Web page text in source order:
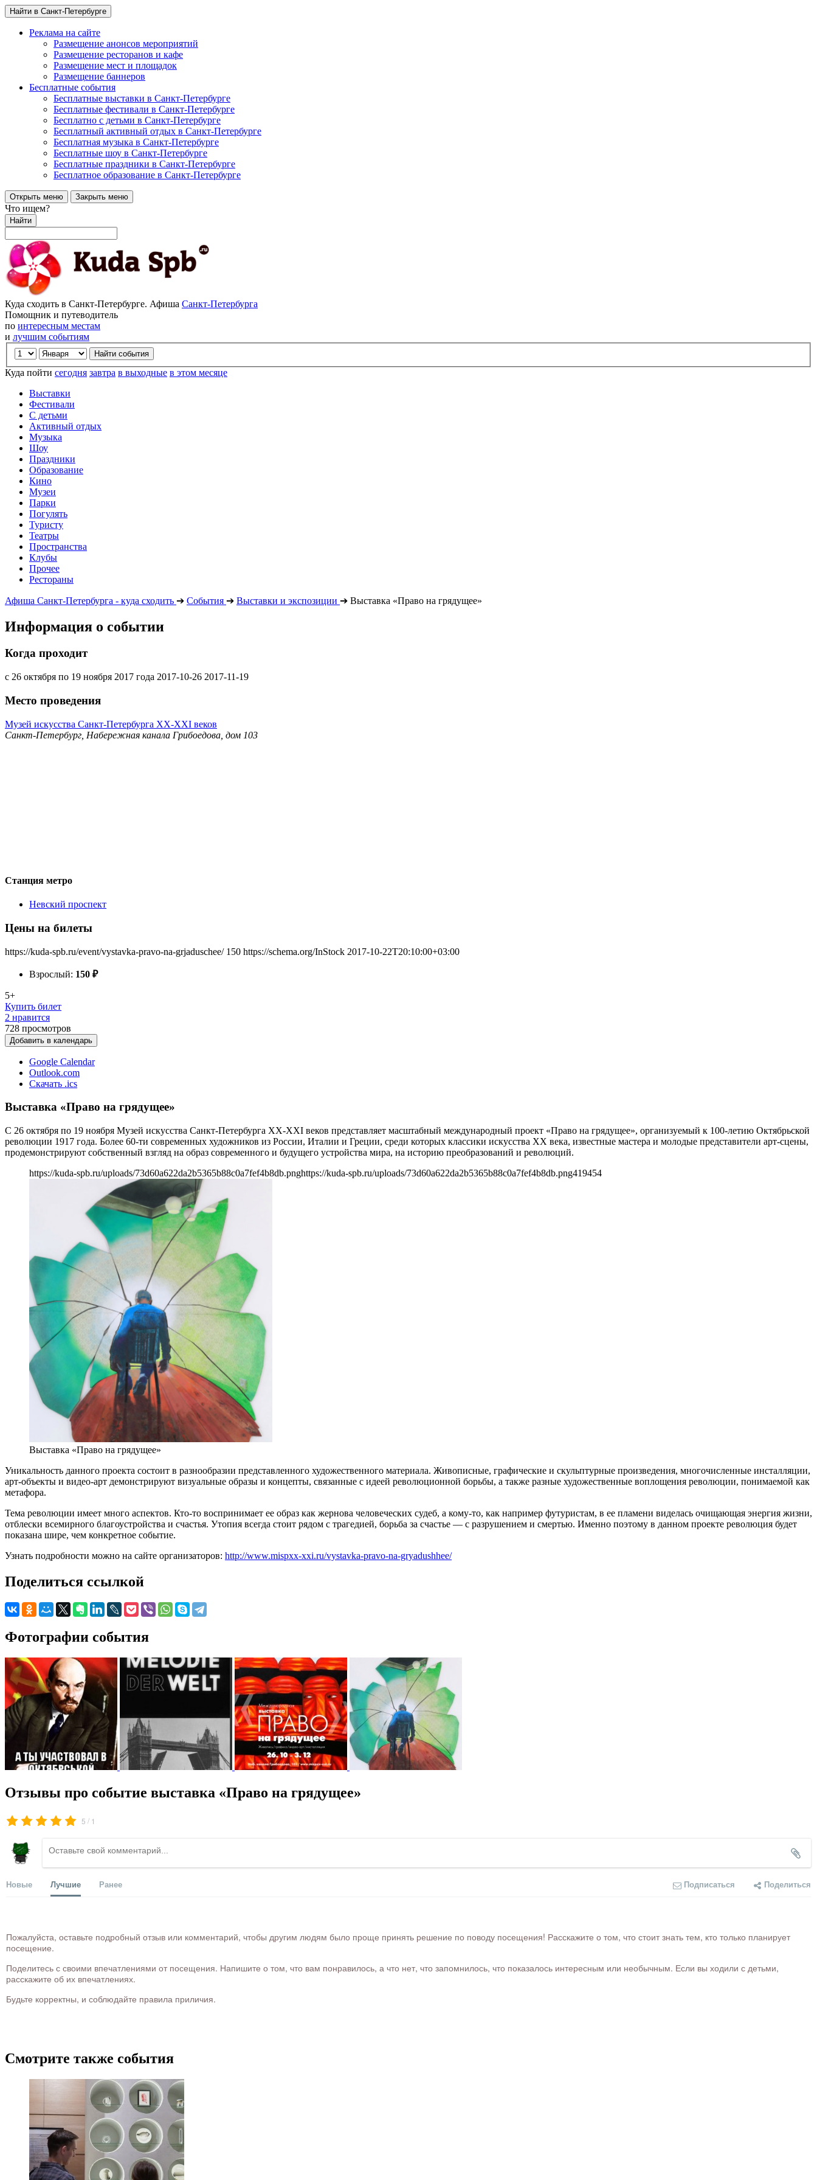
Найти в Санкт-Петербурге
Реклама на сайте
Размещение анонсов мероприятий
Размещение ресторанов и кафе
Размещение мест и площадок
Размещение баннеров
Бесплатные события
Бесплатные выставки в Санкт-Петербурге
Бесплатные фестивали в Санкт-Петербурге
Бесплатно с детьми в Санкт-Петербурге
Бесплатный активный отдых в Санкт-Петербурге
Бесплатная музыка в Санкт-Петербурге
Бесплатные шоу в Санкт-Петербурге
Бесплатные праздники в Санкт-Петербурге
Бесплатное образование в Санкт-Петербурге
Открыть меню Закрыть меню
Что ищем?
Найти
Куда сходить в Санкт-Петербурге. Афиша Санкт-Петербурга
Помощник и путеводитель
по интересным местам
и лучшим событиям
Куда пойти сегодня завтра в выходные в этом месяце
Выставки
Фестивали
С детьми
Активный отдых
Музыка
Шоу
Праздники
Образование
Кино
Музеи
Парки
Погулять
Туристу
Театры
Пространства
Клубы
Прочее
Рестораны
Афиша Санкт-Петербурга - куда сходить ➔ События ➔ Выставки и экспозиции ➔ Выставка «Право на грядущее»
Информация о событии
Когда проходит
с 26 октября по 19 ноября 2017 года 2017-10-26 2017-11-19
Место проведения
Музей искусства Санкт-Петербурга ХХ-ХХI веков
Санкт-Петербург, Набережная канала Грибоедова, дом 103
Станция метро
Невский проспект
Цены на билеты
https://kuda-spb.ru/event/vystavka-pravo-na-grjaduschee/ 150 https://schema.org/InStock 2017-10-22T20:10:00+03:00
Взрослый: 150 ₽
5+
Купить билет
2 нравится
728 просмотров
Добавить в календарь
Google Calendar
Outlook.com
Скачать .ics
Выставка «Право на грядущее»
С 26 октября по 19 ноября Музей искусства Санкт-Петербурга ХХ-ХХI веков представляет масштабный международный проект «Право на грядущее», организуемый к 100-летию Октябрьской
революции 1917 года. Более 60-ти современных художников из России, Италии и Греции, среди которых классики искусства ХХ века, известные мастера и молодые представители арт-сцены,
продемонстрируют собственный взгляд на образ современного и будущего устройства мира, на историю преобразований и революций.
https://kuda-spb.ru/uploads/73d60a622da2b5365b88c0a7fef4b8db.pnghttps://kuda-spb.ru/uploads/73d60a622da2b5365b88c0a7fef4b8db.png419454
Выставка «Право на грядущее»
Уникальность данного проекта состоит в разнообразии представленного художественного материала. Живописные, графические и скульптурные произведения, многочисленные инсталляции,
арт-объекты и видео-арт демонстрируют визуальные образы и концепты, связанные с идеей революционной борьбы, а также разные художественные воплощения революции, понимаемой как
метафора.
Тема революции имеет много аспектов. Кто-то воспринимает ее образ как жернова человеческих судеб, а кому-то, как например футуристам, в ее пламени виделась очищающая энергия жизни,
отблески всемирного благоустройства и счастья. Утопия всегда стоит рядом с трагедией, борьба за счастье — с разрушением и смертью. Именно поэтому в данном проекте революция будет
показана шире, чем конкретное событие.
Узнать подробности можно на сайте организаторов: http://www.mispxx-xxi.ru/vystavka-pravo-na-gryadushhee/
Поделиться ссылкой
Фотографии события
Отзывы про событие выставка «Право на грядущее»
5 / 1
Новые Лучшие Ранее Подписаться Поделиться
Пожалуйста, оставьте подробный отзыв или комментарий, чтобы другим людям было проще принять решение по поводу посещения! Расскажите о том, что стоит знать тем, кто только планирует
посещение.
Поделитесь с своими впечатлениями от посещения. Напишите о том, что вам понравилось, а что нет, что запомнилось, что показалось интересным или необычным. Если вы ходили с детьми,
расскажите об их впечатлениях.
Будьте корректны, и соблюдайте правила приличия.
Смотрите также события